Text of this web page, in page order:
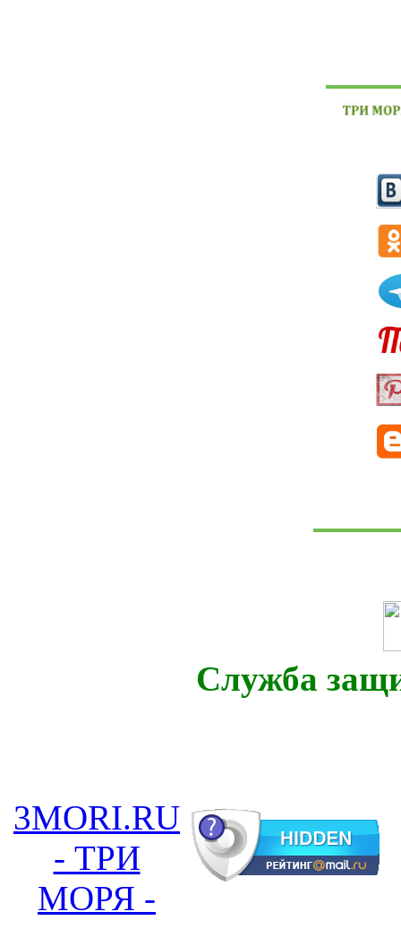
Служба
3MORI.RU
- ТРИ
МОРЯ -